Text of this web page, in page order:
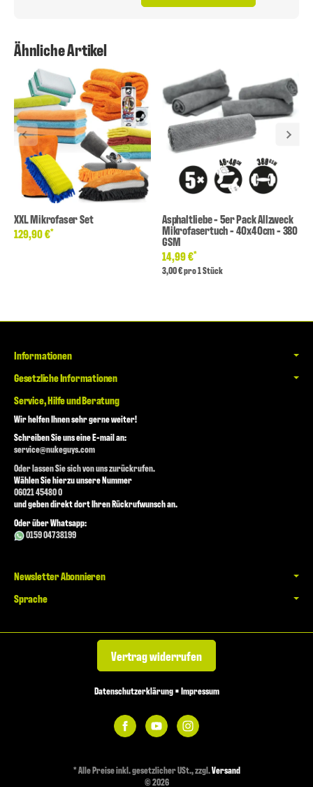
Ähnliche Artikel
XXL Mikrofaser Set
129,90 €*
Asphaltliebe - 5er Pack Allzweck
Mikrofasertuch - 40x40cm - 380
GSM
14,99 €*
3,00 € pro 1 Stück
Informationen
Gesetzliche Informationen
Service, Hilfe und Beratung
Wir helfen Ihnen sehr gerne weiter!
Schreiben Sie uns eine E-mail an:
service@nukeguys.com
Oder lassen Sie sich von uns zurückrufen.
Wählen Sie hierzu unsere Nummer
06021 45480 0
und geben direkt dort Ihren Rückrufwunsch an.
Oder über Whatsapp:
0159 04738199
Newsletter Abonnieren
Sprache
Vertrag widerrufen
Datenschutzerklärung•Impressum
*Alle Preise inkl. gesetzlicher USt., zzgl.Versand
© 2026